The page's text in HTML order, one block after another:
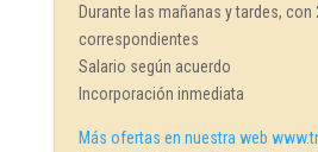
Durante las mañanas y tardes, con
correspondientes
Salario según acuerdo
Incorporación inmediata
Más ofertas en nuestra web